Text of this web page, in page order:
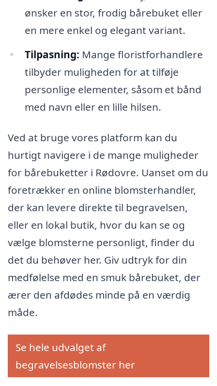
ønsker en stor, frodig bårebuket eller
en mere enkel og elegant variant.
Tilpasning: Mange floristforhandlere
tilbyder muligheden for at tilføje
personlige elementer, såsom et bånd
med navn eller en lille hilsen.
Ved at bruge vores platform kan du
hurtigt navigere i de mange muligheder
for bårebuketter i Rødovre. Uanset om du
foretrækker en online blomsterhandler,
der kan levere direkte til begravelsen,
eller en lokal butik, hvor du kan se og
vælge blomsterne personligt, finder du
det du behøver her. Giv udtryk for din
medfølelse med en smuk bårebuket, der
ærer den afdødes minde på en værdig
måde.
Se hele udvalget af
begravelsesblomster her